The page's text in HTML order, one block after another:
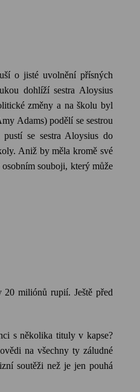
o jisté uvolnění přísných
dohlíží sestra Aloysius
změny a na školu byl
Adams) podělí se sestrou
se sestra Aloysius do
Aniž by měla kromě své
souboji, který může
miliónů rupií. Ještě před
s několika tituly v kapse?
na všechny ty záludné
soutěži než je jen pouhá